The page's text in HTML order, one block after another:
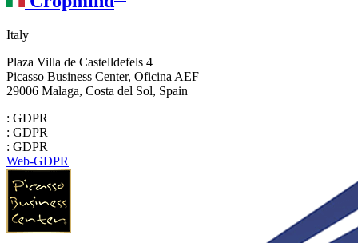
Italy
Plaza Villa de Castelldefels 4
Picasso Business Center, Oficina AEF
29006 Malaga, Costa del Sol, Spain
: GDPR
: GDPR
: GDPR
Web-GDPR